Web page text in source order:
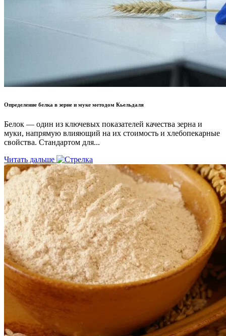
Определение белка в зерне и муке методом Кьельдаля
Белок — один из ключевых показателей качества зерна и
муки, напрямую влияющий на их стоимость и хлебопекарные
свойства. Стандартом для...
Читать дальше